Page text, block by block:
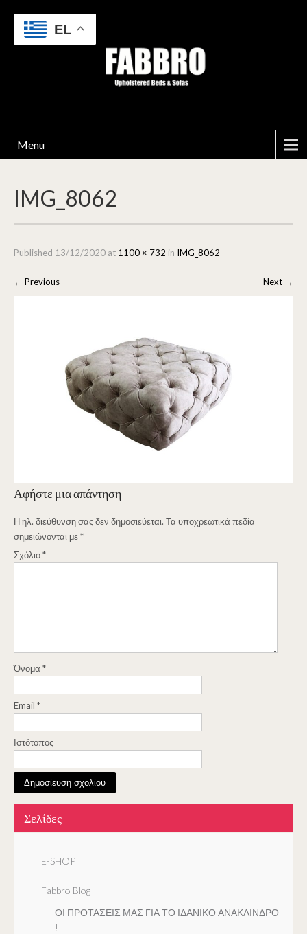
Menu
IMG_8062
Published 13/12/2020 at 1100 × 732 in IMG_8062
← Previous Next →
Αφήστε μια απάντηση
Η ηλ. διεύθυνση σας δεν δημοσιεύεται. Τα υποχρεωτικά πεδία
σημειώνονται με*
Σχόλιο*
Όνομα *
Email *
Ιστότοπος
Σελίδες
E-SHOP
Fabbro Blog
ΟΙ ΠΡΟΤΑΣΕΙΣ ΜΑΣ ΓΙΑ ΤΟ ΙΔΑΝΙΚΟ ΑΝΑΚΛΙΝΔΡΟ
!
EL